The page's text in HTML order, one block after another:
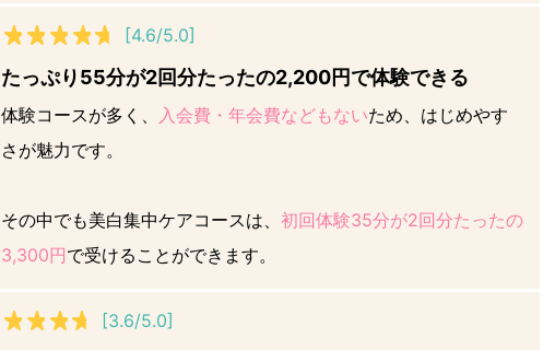
[4.6/5.0]
たっぷり55分が2回分たったの2,200円で体験できる
体験コースが多く、 入会費・年会費などもないため、はじめやす
さが魅力です。
その中でも美白集中ケアコースは、 初回体験35分が2回分たったの
3,300円で受けることができます。
[3.6/5.0]